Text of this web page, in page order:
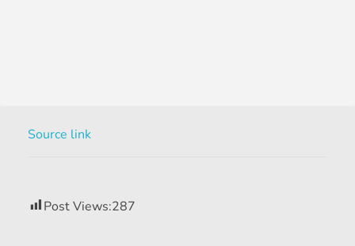
Source link
Post Views:287